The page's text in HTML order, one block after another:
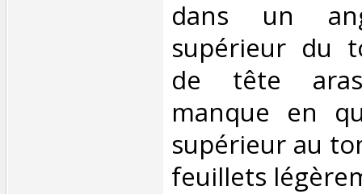
dans un
supérieur du
de tête
manque en
supérieur au
feuillets